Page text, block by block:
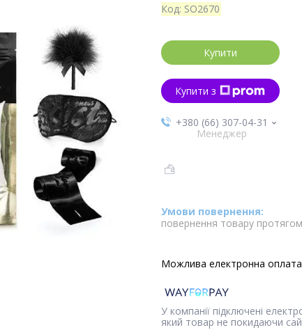
Код: SO2670
Купити
Купити з
+380 (66) 307-04-31
Менеджер
повернення товару
У компанії підключені
який товар не покидаючи